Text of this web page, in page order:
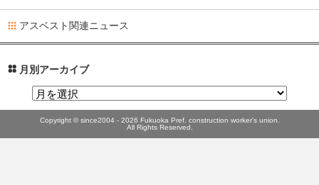
アスベスト関連ニュース
月別アーカイブ
Copyright © since2004 - 2026 Fukuoka Pref. construction worker's union.
All Rights Reserved.